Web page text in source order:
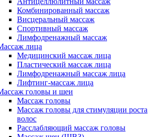
Комбинированный массаж
Висцеральный массаж
Спортивный массаж
Лимфодренажный массаж
лица
Медицинский массаж лица
Пластический массаж лица
Лимфодренажный массаж лица
Лифтинг-массаж лица
головы и шеи
Массаж головы
Массаж головы для стимуляции роста
волос
Расслабляющий массаж головы